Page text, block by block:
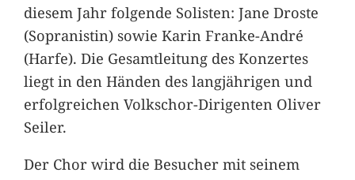
diesem Jahr folgende Solisten: Jane Droste
(Sopranistin) sowie Karin Franke-André
(Harfe). Die Gesamtleitung des Konzertes
liegt in den Händen des langjährigen und
erfolgreichen Volkschor-Dirigenten Oliver
Seiler.
Der Chor wird die Besucher mit seinem